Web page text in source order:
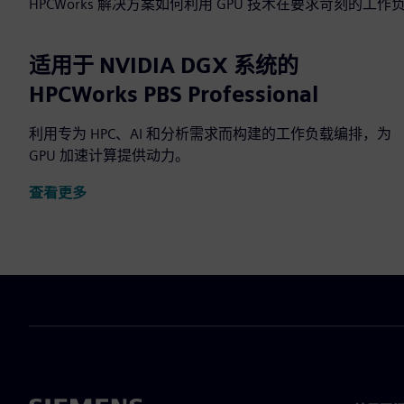
HPCWorks 解决方案如何利用 GPU 技术在要求苛刻的工作
适用于 NVIDIA DGX 系统的
HPCWorks PBS Professional
利用专为 HPC、AI 和分析需求而构建的工作负载编排，为
GPU 加速计算提供动力。
查看更多